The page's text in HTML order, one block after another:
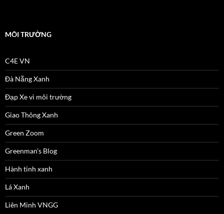
MÔI TRƯỜNG
C4E VN
Đà Nẵng Xanh
Đạp Xe vì môi trường
Giao Thông Xanh
Green Zoom
Greenman’s Blog
Hành tinh xanh
Lá Xanh
Liên Minh VNGG